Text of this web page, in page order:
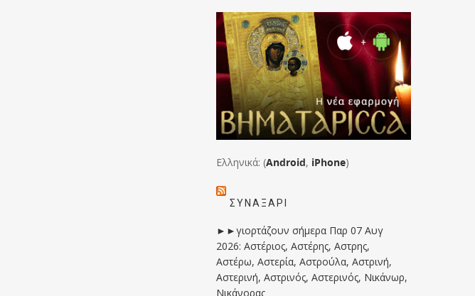
Ελληνικά: (Android, iPhone)
ΣΥΝΑΞΆΡΙ
►►γιορτάζουν σήμερα Παρ 07 Αυγ
2026: Αστέριος, Αστέρης, Αστρης,
Αστέρω, Αστερία, Αστρούλα, Αστρινή,
Αστερινή, Αστρινός, Αστερινός, Νικάνωρ,
Νικάνορας